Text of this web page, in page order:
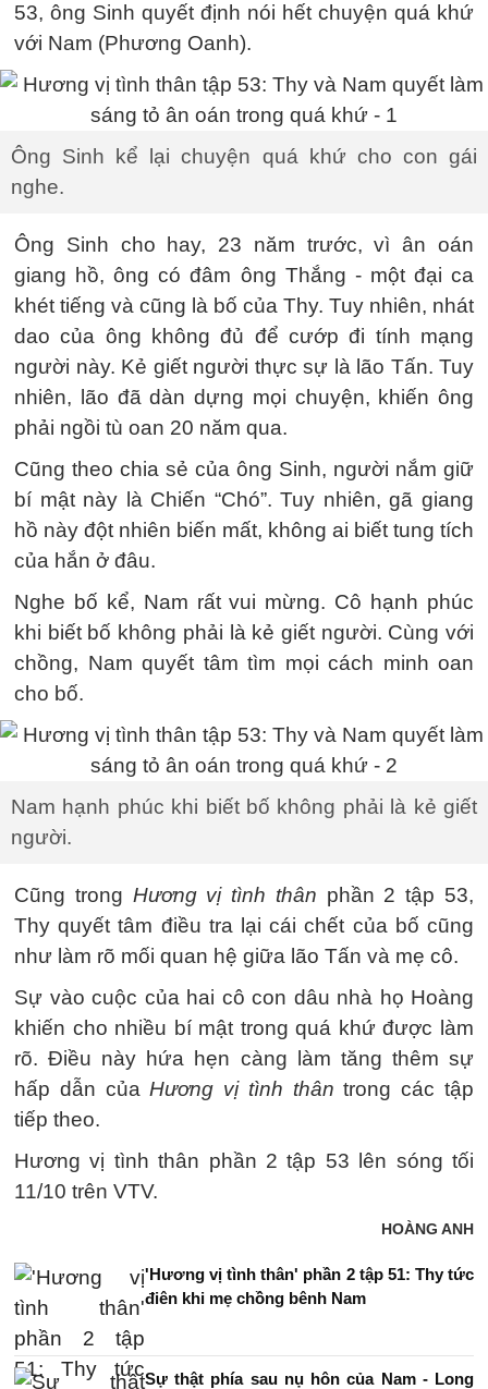
53, ông Sinh quyết định nói hết chuyện quá khứ
với Nam (Phương Oanh).
Ông Sinh kể lại chuyện quá khứ cho con gái
nghe.
Ông Sinh cho hay, 23 năm trước, vì ân oán
giang hồ, ông có đâm ông Thắng - một đại ca
khét tiếng và cũng là bố của Thy. Tuy nhiên, nhát
dao của ông không đủ để cướp đi tính mạng
người này. Kẻ giết người thực sự là lão Tấn. Tuy
nhiên, lão đã dàn dựng mọi chuyện, khiến ông
phải ngồi tù oan 20 năm qua.
Cũng theo chia sẻ của ông Sinh, người nắm giữ
bí mật này là Chiến “Chó”. Tuy nhiên, gã giang
hồ này đột nhiên biến mất, không ai biết tung tích
của hắn ở đâu.
Nghe bố kể, Nam rất vui mừng. Cô hạnh phúc
khi biết bố không phải là kẻ giết người. Cùng với
chồng, Nam quyết tâm tìm mọi cách minh oan
cho bố.
Nam hạnh phúc khi biết bố không phải là kẻ giết
người.
Cũng trong Hương vị tình thân phần 2 tập 53,
Thy quyết tâm điều tra lại cái chết của bố cũng
như làm rõ mối quan hệ giữa lão Tấn và mẹ cô.
Sự vào cuộc của hai cô con dâu nhà họ Hoàng
khiến cho nhiều bí mật trong quá khứ được làm
rõ. Điều này hứa hẹn càng làm tăng thêm sự
hấp dẫn của Hương vị tình thân trong các tập
tiếp theo.
Hương vị tình thân phần 2 tập 53 lên sóng tối
11/10 trên VTV.
HOÀNG ANH
'Hương vị tình thân' phần 2 tập 51: Thy tức
điên khi mẹ chồng bênh Nam
Sự thật phía sau nụ hôn của Nam - Long